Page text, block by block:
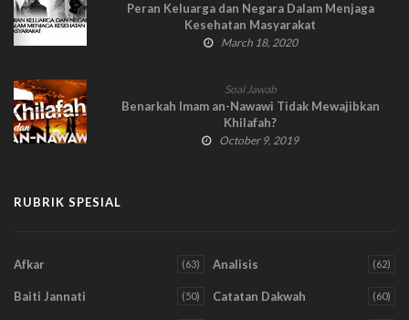
Peran Keluarga dan Negara Dalam Menjaga
Kesehatan Masyarakat
March 18, 2020
Soal Jawab
Benarkah Imam an-Nawawi Tidak Mewajibkan
Khilafah?
October 9, 2019
RUBRIK SPESIAL
Afkar (63) Analisis (62)
Baiti Jannati (50) Catatan Dakwah (60)